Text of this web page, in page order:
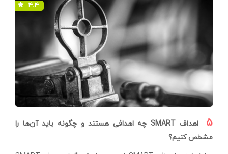
۴.۴
۵
اهداف SMART چه اهدافی هستند و چگونه باید آن‌ها را
مشخص کنیم؟